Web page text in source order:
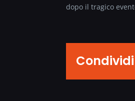
dopo il tragico
Condividi